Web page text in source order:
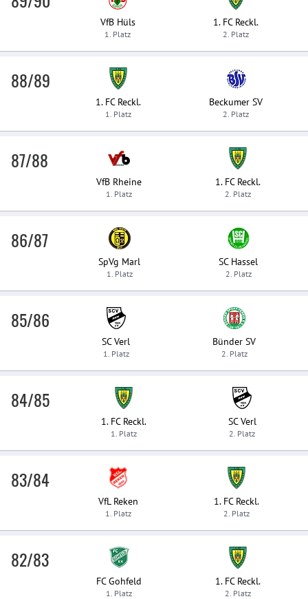
VfB Hüls
1. Platz
1. FC Reckl.
2. Platz
88/89
1. FC Reckl.
1. Platz
Beckumer SV
2. Platz
87/88
VfB Rheine
1. Platz
1. FC Reckl.
2. Platz
86/87
SpVg Marl
1. Platz
SC Hassel
2. Platz
85/86
SC Verl
1. Platz
Bünder SV
2. Platz
84/85
1. FC Reckl.
1. Platz
SC Verl
2. Platz
83/84
VfL Reken
1. Platz
1. FC Reckl.
2. Platz
82/83
FC Gohfeld
1. Platz
1. FC Reckl.
2. Platz